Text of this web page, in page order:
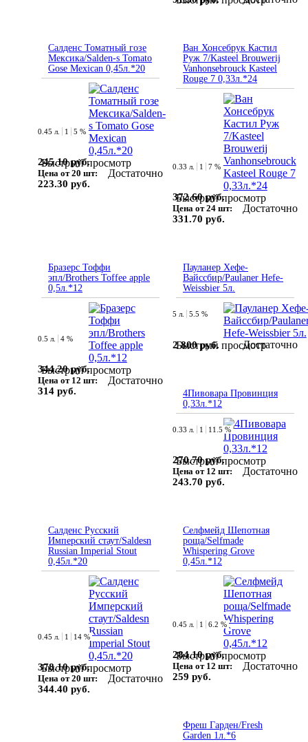
Салденс Томатный гозе
Мексика/Salden-s Tomato
Gose Mexican 0,45л.*20
Быстрый просмотр
0.45 л. 1 5 %
245.10 руб.
Цена от 20 шт:
223.30 руб.
Достаточно
Ван Хонсебрук Кастил
Руж 7/Kasteel Brouwerij
Vanhonsebrouck Kasteel
Rouge 7 0,33л.*24
Быстрый просмотр
0.33 л. 1 7 %
372.60 руб.
Цена от 24 шт:
331.70 руб.
Достаточно
Бразерс Тоффи
эпл/Brothers Toffee apple
0,5л.*12
Быстрый просмотр
0.5 л. 4 %
344.20 руб.
Цена от 12 шт:
314 руб.
Достаточно
Пауланер Хефе-
Вайссбир/Paulaner Hefe-
Weissbier 5л.
Быстрый просмотр
5 л. 5.5 %
2 800 руб. Достаточно
4Пивовара Провинция
0,33л.*12
Быстрый просмотр
0.33 л. 1 11.5 %
270.70 руб.
Цена от 12 шт:
243.70 руб.
Достаточно
Салденс Русский
Имперский стаут/Saldesn
Russian Imperial Stout
0,45л.*20
Быстрый просмотр
0.45 л. 1 14 %
378.10 руб.
Цена от 20 шт:
344.40 руб.
Достаточно
Селфмейд Шепотная
роща/Selfmade
Whispering Grove
0,45л.*12
Быстрый просмотр
0.45 л. 1 6.2 %
284.10 руб.
Цена от 12 шт:
259 руб.
Достаточно
Фреш Гарден/Fresh
Garden 1л.*6